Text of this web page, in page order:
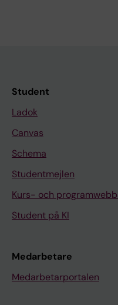
Student
Ladok
Canvas
Schema
Studentmejlen
Kurs- och
Student på KI
Medarbetare
Medarbetarportalen